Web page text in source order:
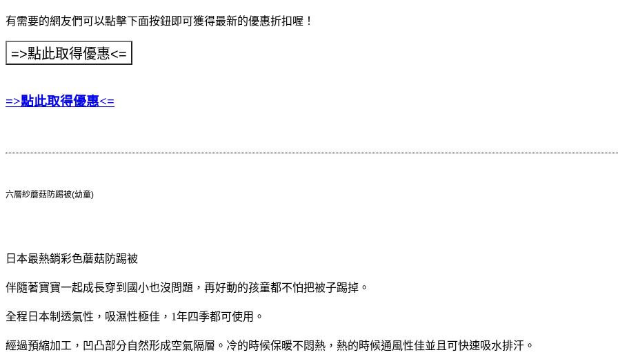
有需要的網友們可以點擊下面按鈕即可獲得最新的優惠折扣喔！
=>點此取得優惠<=
六層紗蘑菇防踢被(幼童)
日本最熱銷彩色蘑菇防踢被
伴隨著寶寶一起成長穿到國小也沒問題，再好動的孩童都不怕把被子踢掉。
全程日本制透氣性，吸濕性極佳，1年四季都可使用。
經過預縮加工，凹凸部分自然形成空氣隔層。冷的時候保暖不悶熱，熱的時候通風性佳並且可快速吸水排汗。